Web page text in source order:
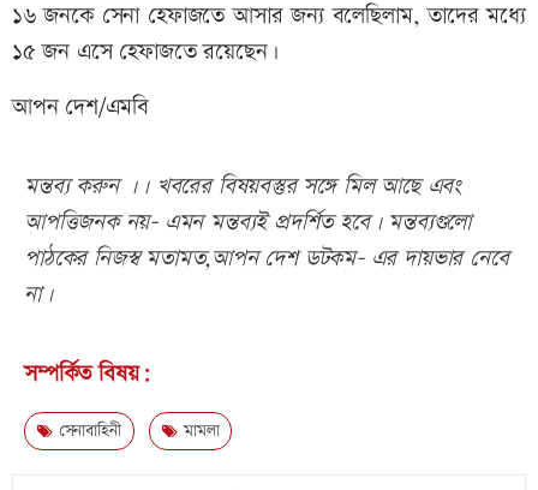
১৬ জনকে সেনা হেফাজতে আসার জন্য বলেছিলাম, তাদের মধ্যে
১৫ জন এসে হেফাজতে রয়েছেন।
আপন দেশ/এমবি
মন্তব্য করুন ।। খবরের বিষয়বস্তুর সঙ্গে মিল আছে এবং
আপত্তিজনক নয়- এমন মন্তব্যই প্রদর্শিত হবে। মন্তব্যগুলো
পাঠকের নিজস্ব মতামত,আপন দেশ ডটকম- এর দায়ভার নেবে
না।
সম্পর্কিত বিষয়:
সেনাবাহিনী মামলা